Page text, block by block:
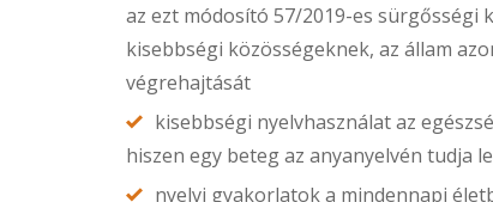
az ezt módosító 57/2019-es
kisebbségi közösségeknek, az állam
végrehajtását
kisebbségi nyelvhasználat az
hiszen egy beteg az anyanyelvén tudja
nyelvi gyakorlatok a mindennapi